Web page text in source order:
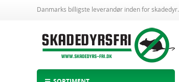
Danmarks billigste leverandør inden for skadedyr.